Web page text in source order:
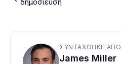
ΣΥΝΤΆΧΘΗΚΕ ΑΠΌ
James Miller